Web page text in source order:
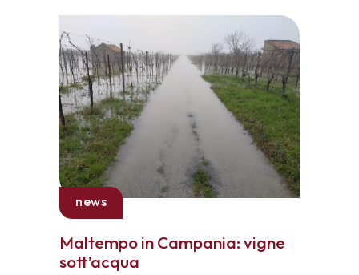
news
Maltempo in Campania: vigne
sott’acqua